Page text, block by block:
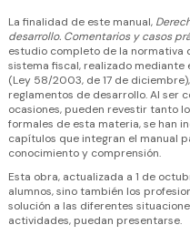
La finalidad de este manual,
desarrollo. Comentarios y casos
estudio completo de la
sistema fiscal, realizado
(Ley 58/2003, de 17 de
reglamentos de desarrollo. Al ser
ocasiones, pueden revestir tanto
formales de esta materia, se han
capítulos que integran el manual
conocimiento y comprensión.
Esta obra, actualizada a 1 de
alumnos, sino también los
solución a las diferentes
actividades, puedan presentarse.